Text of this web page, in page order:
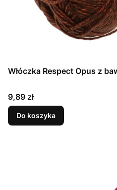
Włóczka Respect Opus z
Cena
9,89 zł
Do koszyka